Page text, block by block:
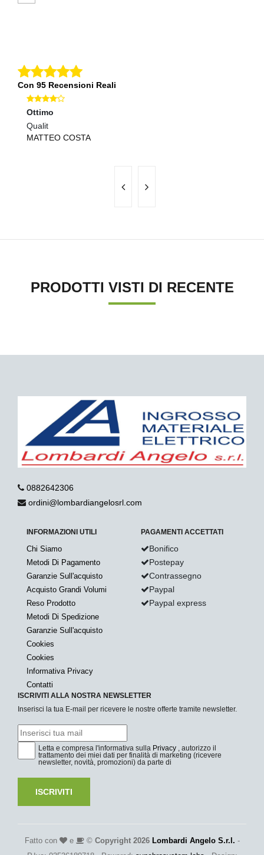
Con 95 Recensioni Reali
Ottimo
Qualit
MATTEO COSTA
PRODOTTI VISTI DI RECENTE
0882642306
ordini@lombardiangelosrl.com
INFORMAZIONI UTILI
Chi Siamo
Metodi Di Pagamento
Garanzie Sull'acquisto
Acquisto Grandi Volumi
Reso Prodotto
Metodi Di Spedizione
Garanzie Sull'acquisto
Cookies
Cookies
Informativa Privacy
Contatti
PAGAMENTI ACCETTATI
Bonifico
Postepay
Contrassegno
Paypal
Paypal express
ISCRIVITI ALLA NOSTRA NEWSLETTER
Inserisci la tua E-mail per ricevere le nostre offerte tramite newsletter.
Letta e compresa l'informativa sulla Privacy , autorizzo il
trattamento dei miei dati per finalità di marketing (ricevere
newsletter, novità, promozioni) da parte di
ISCRIVITI
Fatto con e © Copyright 2026 Lombardi Angelo S.r.l. -